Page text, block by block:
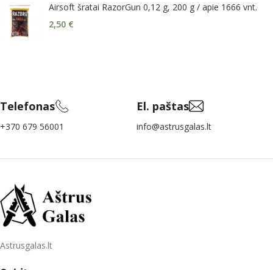
Airsoft šratai RazorGun 0,12 g, 200 g / apie 1666 vnt.
2,50 €
Telefonas
+370 679 56001
El. paštas
info@astrusgalas.lt
Astrusgalas.lt